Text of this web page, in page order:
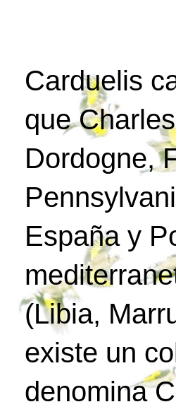
Carduelis
que
Dordogne,
España y
(Libia,
existe un
denomina